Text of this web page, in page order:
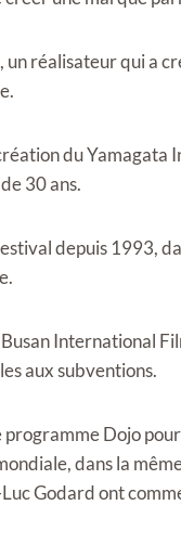
réalisateur qui a
du
30 ans.
depuis 1993,
International
aux subventions.
Dojo
dans la
Godard ont